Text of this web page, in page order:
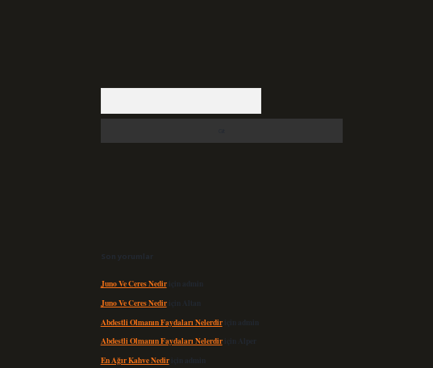
Son yorumlar
Juno Ve Ceres Nediriçin admin
Juno Ve Ceres Nediriçin Altan
Abdestli Olmanın Faydaları Nelerdiriçin admin
Abdestli Olmanın Faydaları Nelerdiriçin Alper
En Ağır Kahve Nediriçin admin